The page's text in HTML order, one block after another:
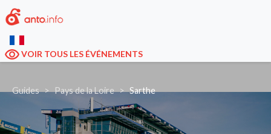
VOIR TOUS LES ÉVÉNEMENTS
Guides Pays de la Loire Sarthe